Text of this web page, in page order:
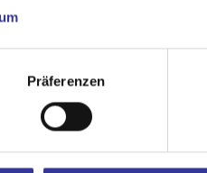
Präferenzen